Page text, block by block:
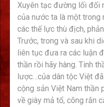
Xuyên tạc đường lối đối
của nước ta là một trong
các thế lực thù địch,
Trước, trong và sau khi
liên tục đưa ra các luận
thần rồi hãy hàng. Tinh
lược…của dân tộc Việt
cộng sản Việt Nam thần
về giày mả tổ, cõng rắn